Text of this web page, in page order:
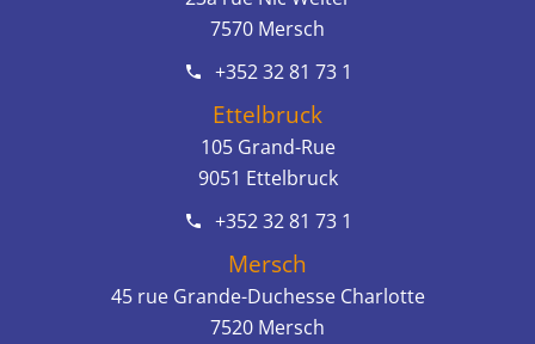
7570 Mersch
+352 32 81 73 1
Ettelbruck
105 Grand-Rue
9051 Ettelbruck
+352 32 81 73 1
Mersch
45 rue Grande-Duchesse Charlotte
7520 Mersch